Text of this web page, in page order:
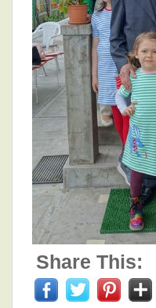
Share This: